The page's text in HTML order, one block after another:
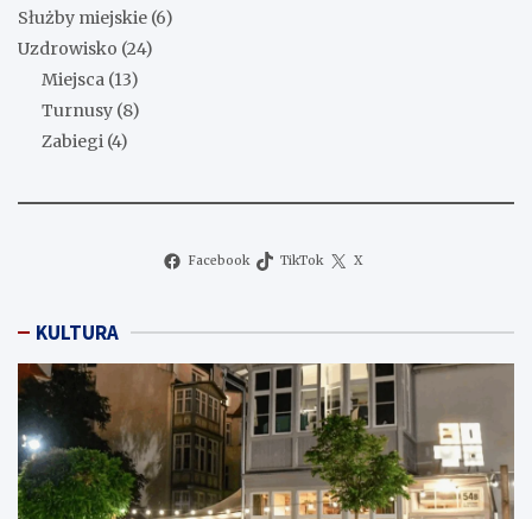
Służby miejskie (6)
Uzdrowisko (24)
Miejsca (13)
Turnusy (8)
Zabiegi (4)
Facebook TikTok X
KULTURA